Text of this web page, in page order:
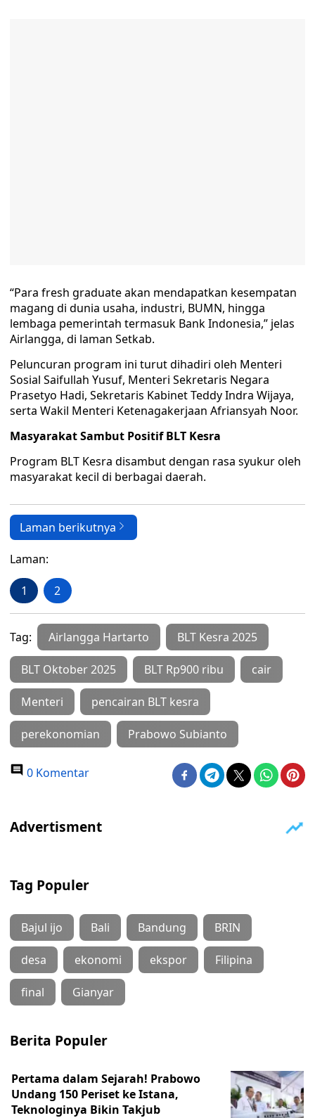
“Para fresh graduate akan mendapatkan kesempatan
magang di dunia usaha, industri, BUMN, hingga
lembaga pemerintah termasuk Bank Indonesia,” jelas
Airlangga, di laman Setkab.
Peluncuran program ini turut dihadiri oleh Menteri
Sosial Saifullah Yusuf, Menteri Sekretaris Negara
Prasetyo Hadi, Sekretaris Kabinet Teddy Indra Wijaya,
serta Wakil Menteri Ketenagakerjaan Afriansyah Noor.
Masyarakat Sambut Positif BLT Kesra
Program BLT Kesra disambut dengan rasa syukur oleh
masyarakat kecil di berbagai daerah.
Laman berikutnya
Laman:
1 2
Tag: Airlangga Hartarto BLT Kesra 2025
BLT Oktober 2025 BLT Rp900 ribu cair
Menteri pencairan BLT kesra
perekonomian Prabowo Subianto
0 Komentar
Tag Populer
Bajul ijo Bali Bandung BRIN
desa ekonomi ekspor Filipina
final Gianyar
Berita Populer
Pertama dalam Sejarah! Prabowo
Undang 150 Periset ke Istana,
Teknologinya Bikin Takjub